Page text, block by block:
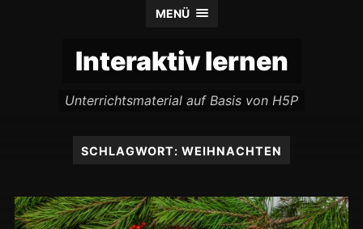
MENÜ
Interaktiv lernen
Unterrichtsmaterial auf Basis von H5P
SCHLAGWORT: WEIHNACHTEN